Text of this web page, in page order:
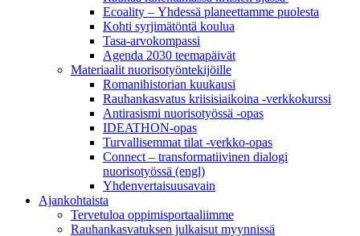
Ecoality – Yhdessä planeettamme puolesta
Kohti syrjimä­töntä koulua
Tasa-arvokompassi
Agenda 2030 teemapäivät
Materiaalit nuorisotyöntekijöille
Romanihistorian kuukausi
Rauhankasvatus kriisisiaikoina -verkkokurssi
Antirasismi nuorisotyössä -opas
IDEATHON-opas
Turvalli­semmat tilat -verkko-opas
Connect – transformatiivinen dialogi
nuorisotyössä (engl)
Yhdenvertai­suus­avain
Ajankohtaista
Tervetuloa oppimisportaaliimme
Rauhankasvatuksen julkaisut myynnissä